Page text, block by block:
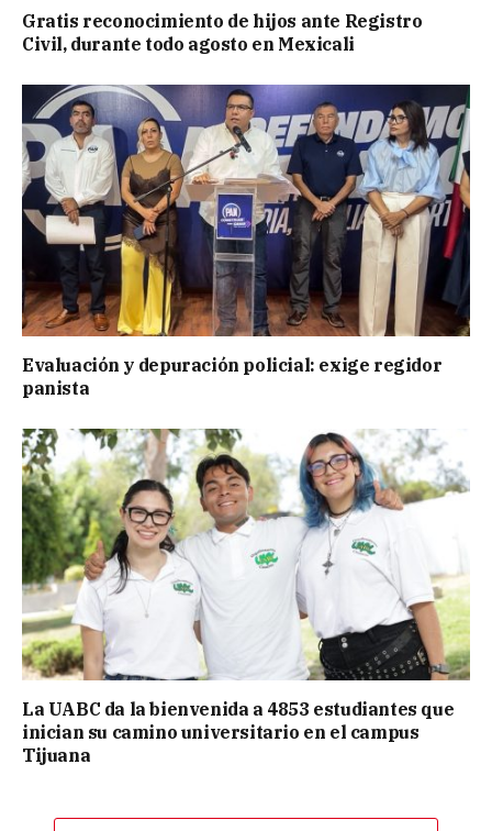
Gratis reconocimiento de hijos ante Registro
Civil, durante todo agosto en Mexicali
Evaluación y depuración policial: exige regidor
panista
La UABC da la bienvenida a 4853 estudiantes que
inician su camino universitario en el campus
Tijuana